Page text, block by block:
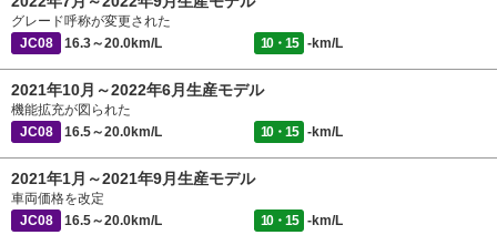
グレード呼称が変更された
JC08
16.3～20.0km/L 10・15 -km/L
2021年10月～2022年6月生産モデル
機能拡充が図られた
JC08
16.5～20.0km/L 10・15 -km/L
2021年1月～2021年9月生産モデル
車両価格を改定
JC08
16.5～20.0km/L 10・15 -km/L